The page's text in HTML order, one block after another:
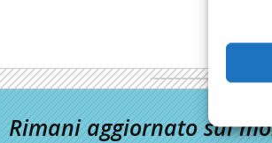
Rimani aggiornato sul